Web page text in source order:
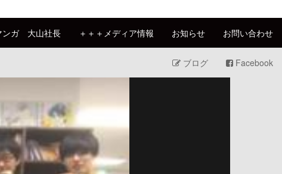
ンガ 大山社長 ＋＋＋メディア情報 お知らせ お問い合わせ
ブログ Facebook